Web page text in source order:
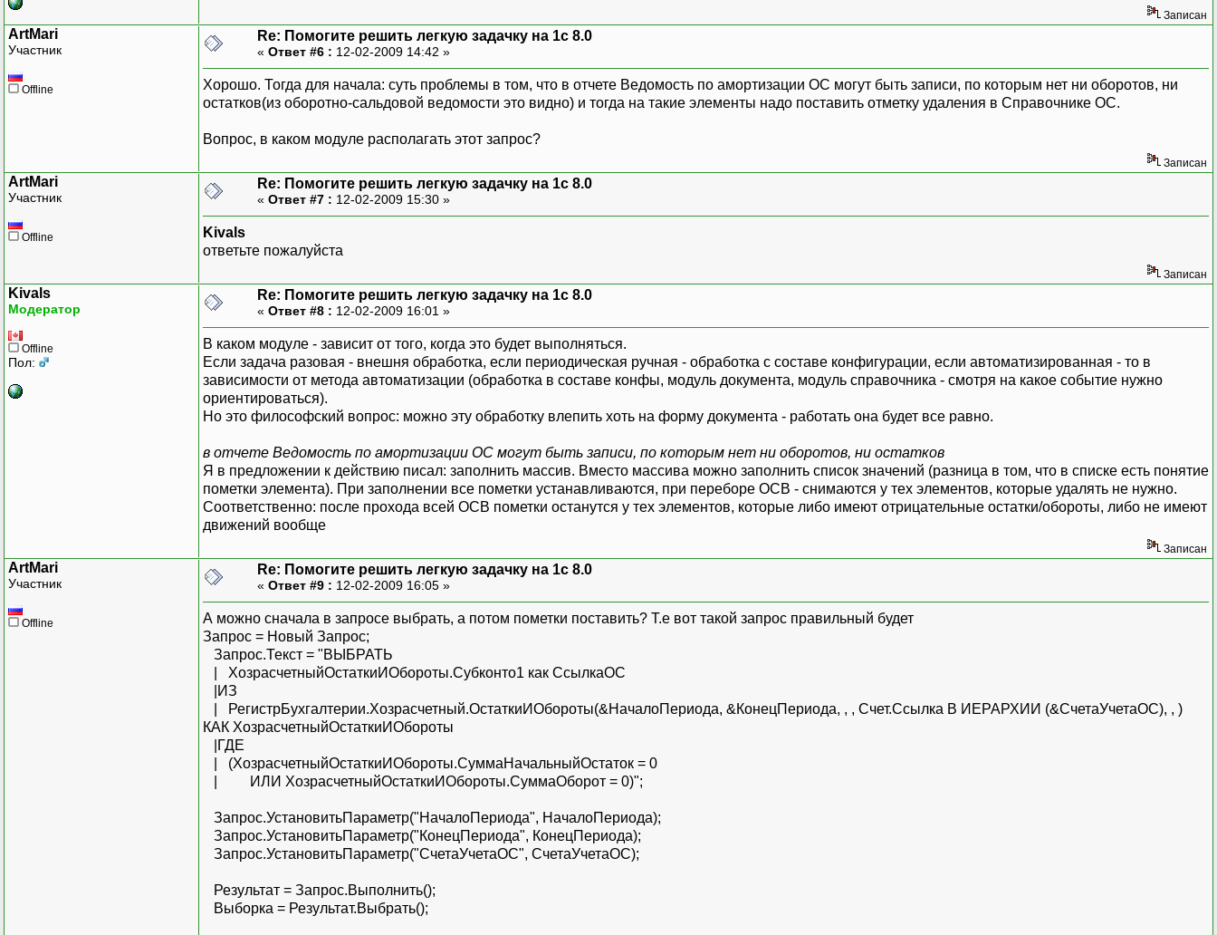
Записан
ArtMari
Участник
Offline
Re: Помогите решить легкую задачку на 1с 8.0
« Ответ #6 : 12-02-2009 14:42 »
Хорошо. Тогда для начала: суть проблемы в том, что в отчете Ведомость по амортизации ОС могут быть записи, по которым нет ни оборотов, ни
остатков(из оборотно-сальдовой ведомости это видно) и тогда на такие элементы надо поставить отметку удаления в Справочнике ОС.
Вопрос, в каком модуле располагать этот запрос?
Записан
ArtMari
Участник
Offline
Re: Помогите решить легкую задачку на 1с 8.0
« Ответ #7 : 12-02-2009 15:30 »
Kivals
ответьте пожалуйста
Записан
Kivals
Модератор
Offline
Пол:
Re: Помогите решить легкую задачку на 1с 8.0
« Ответ #8 : 12-02-2009 16:01 »
В каком модуле - зависит от того, когда это будет выполняться.
Если задача разовая - внешня обработка, если периодическая ручная - обработка с составе конфигурации, если автоматизированная - то в
зависимости от метода автоматизации (обработка в составе конфы, модуль документа, модуль справочника - смотря на какое событие нужно
ориентироваться).
Но это философский вопрос: можно эту обработку влепить хоть на форму документа - работать она будет все равно.
в отчете Ведомость по амортизации ОС могут быть записи, по которым нет ни оборотов, ни остатков
Я в предложении к действию писал: заполнить массив. Вместо массива можно заполнить список значений (разница в том, что в списке есть понятие
пометки элемента). При заполнении все пометки устанавливаются, при переборе ОСВ - снимаются у тех элементов, которые удалять не нужно.
Соответственно: после прохода всей ОСВ пометки останутся у тех элементов, которые либо имеют отрицательные остатки/обороты, либо не имеют
движений вообще
Записан
ArtMari
Участник
Offline
Re: Помогите решить легкую задачку на 1с 8.0
« Ответ #9 : 12-02-2009 16:05 »
А можно сначала в запросе выбрать, а потом пометки поставить? Т.е вот такой запрос правильный будет
Запрос = Новый Запрос;
Запрос.Текст = "ВЫБРАТЬ
| ХозрасчетныйОстаткиИОбороты.Субконто1 как СсылкаОС
|ИЗ
| РегистрБухгалтерии.Хозрасчетный.ОстаткиИОбороты(&НачалоПериода, &КонецПериода, , , Счет.Ссылка В ИЕРАРХИИ (&СчетаУчетаОС), , )
КАК ХозрасчетныйОстаткиИОбороты
|ГДЕ
| (ХозрасчетныйОстаткиИОбороты.СуммаНачальныйОстаток = 0
| ИЛИ ХозрасчетныйОстаткиИОбороты.СуммаОборот = 0)";
Запрос.УстановитьПараметр("НачалоПериода", НачалоПериода);
Запрос.УстановитьПараметр("КонецПериода", КонецПериода);
Запрос.УстановитьПараметр("СчетаУчетаОС", СчетаУчетаОС);
Результат = Запрос.Выполнить();
Выборка = Результат.Выбрать();